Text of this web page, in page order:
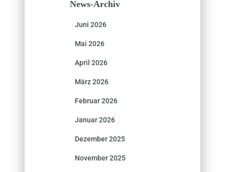
News-Archiv
Juni 2026
Mai 2026
April 2026
März 2026
Februar 2026
Januar 2026
Dezember 2025
November 2025